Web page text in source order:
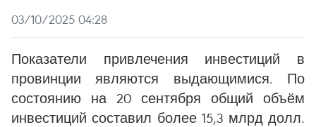
03/10/2025 04:28
Показатели привлечения инвестиций в
провинции являются выдающимися. По
состоянию на 20 сентября общий объём
инвестиций составил более 15,3 млрд долл.